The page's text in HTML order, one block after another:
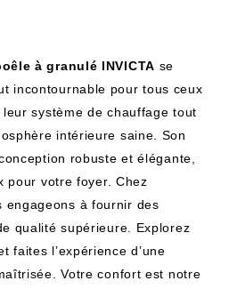
à granulé INVICTA se
incontournable pour tous ceux
système de chauffage tout
intérieure saine. Son
robuste et élégante,
pour votre foyer. Chez
engageons à fournir des
qualité supérieure. Explorez
faites l’expérience d’une
Votre confort est notre